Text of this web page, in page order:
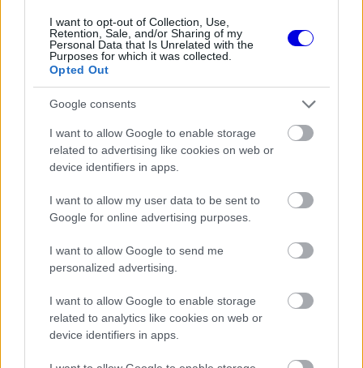
I want to opt-out of Collection, Use,
Retention, Sale, and/or Sharing of my
Personal Data that Is Unrelated with the
Purposes for which it was collected.
Opted Out
Google consents
I want to allow Google to enable storage
related to advertising like cookies on web or
device identifiers in apps.
I want to allow my user data to be sent to
Google for online advertising purposes.
I want to allow Google to send me
personalized advertising.
I want to allow Google to enable storage
related to analytics like cookies on web or
device identifiers in apps.
window.
A pályán szétszóródó törmelék újabb áldozatot
szedett, mivel Fabio Di Giannantonio a 10-es
kanyarban esett el. Az olasz versenyző saját
lábán ugyan nem, de motoron vissza tudott térni
a bokszutcába.
EZEKET IS AJÁNLJUK
FORMA-1
Bankot robbanthat a Ferrari Max
Verstappen megszerzéséért